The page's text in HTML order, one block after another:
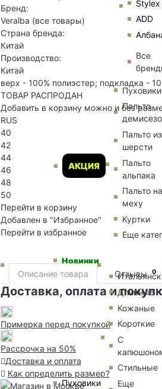
Stylex
ADD
Все
АКЦИЯ
Пуховики
Пальто
Пальто из
шерсти
Пальто
альпака
Пальто на
меху
Куртки
Еще
Новинки
Пуховики
Длинные
Кожаные
Короткие
С
Стильные
Еще
Бренд:
Veralba (все товары)
Страна бренда:
Китай
Производство:
Китай
верх - 100% полиэстер; подкладка -
ТОВАР РАСПРОДАН
Добавить в корзину можно и без
RUS
40
42
44
46
48
50
Перейти в корзину
Добавлен в "Избранное"
Перейти в избранное
Описание товара Отзывы 0
Доставка, оплата и
Примерка перед покупкой
Рассрочка на 50%
Доставка и оплата
Как определить размер?